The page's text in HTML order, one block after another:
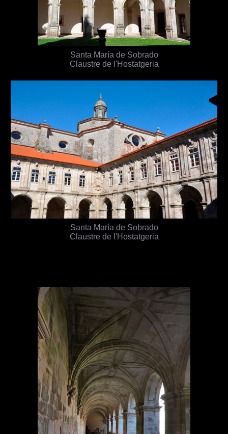
Santa María de Sobrado
Claustre de l'Hostatgeria
Santa María de Sobrado
Claustre de l'Hostatgeria